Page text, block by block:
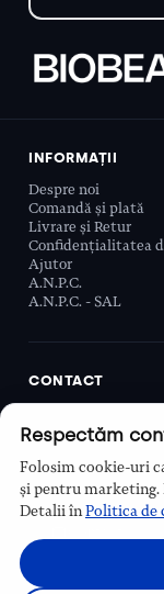
INFORMAȚII
Despre noi
Comandă și plată
Livrare și Retur
Confidențialitatea
Ajutor
A.N.P.C.
A.N.P.C. - SAL
CONTACT
Sector 6,
Program
Luni–Vineri,
Respectăm
Folosim cookie-uri
și pentru marketing.
Detalii înPolitica